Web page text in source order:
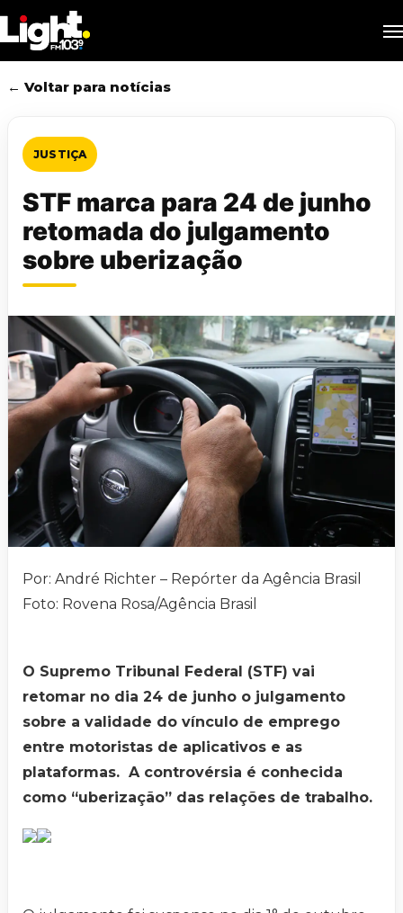
to
main
content
← Voltar para notícias
JUSTIÇA
STF marca para 24 de junho
retomada do julgamento
sobre uberização
Por: André Richter – Repórter da Agência Brasil
Foto: Rovena Rosa/Agência Brasil
O Supremo Tribunal Federal (STF) vai
retomar no dia 24 de junho o julgamento
sobre a validade do vínculo de emprego
entre motoristas de aplicativos e as
plataformas. A controvérsia é conhecida
como “uberização” das relações de trabalho.